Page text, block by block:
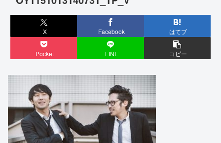
X Facebook はてブ
Pocket LINE コピー